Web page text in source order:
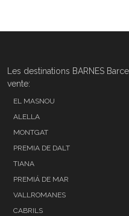
Les destinations BARNES
vente:
EL MASNOU
ALELLA
MONTGAT
PREMIA DE DALT
TIANA
PREMIÁ DE MAR
VALLROMANES
CABRILS